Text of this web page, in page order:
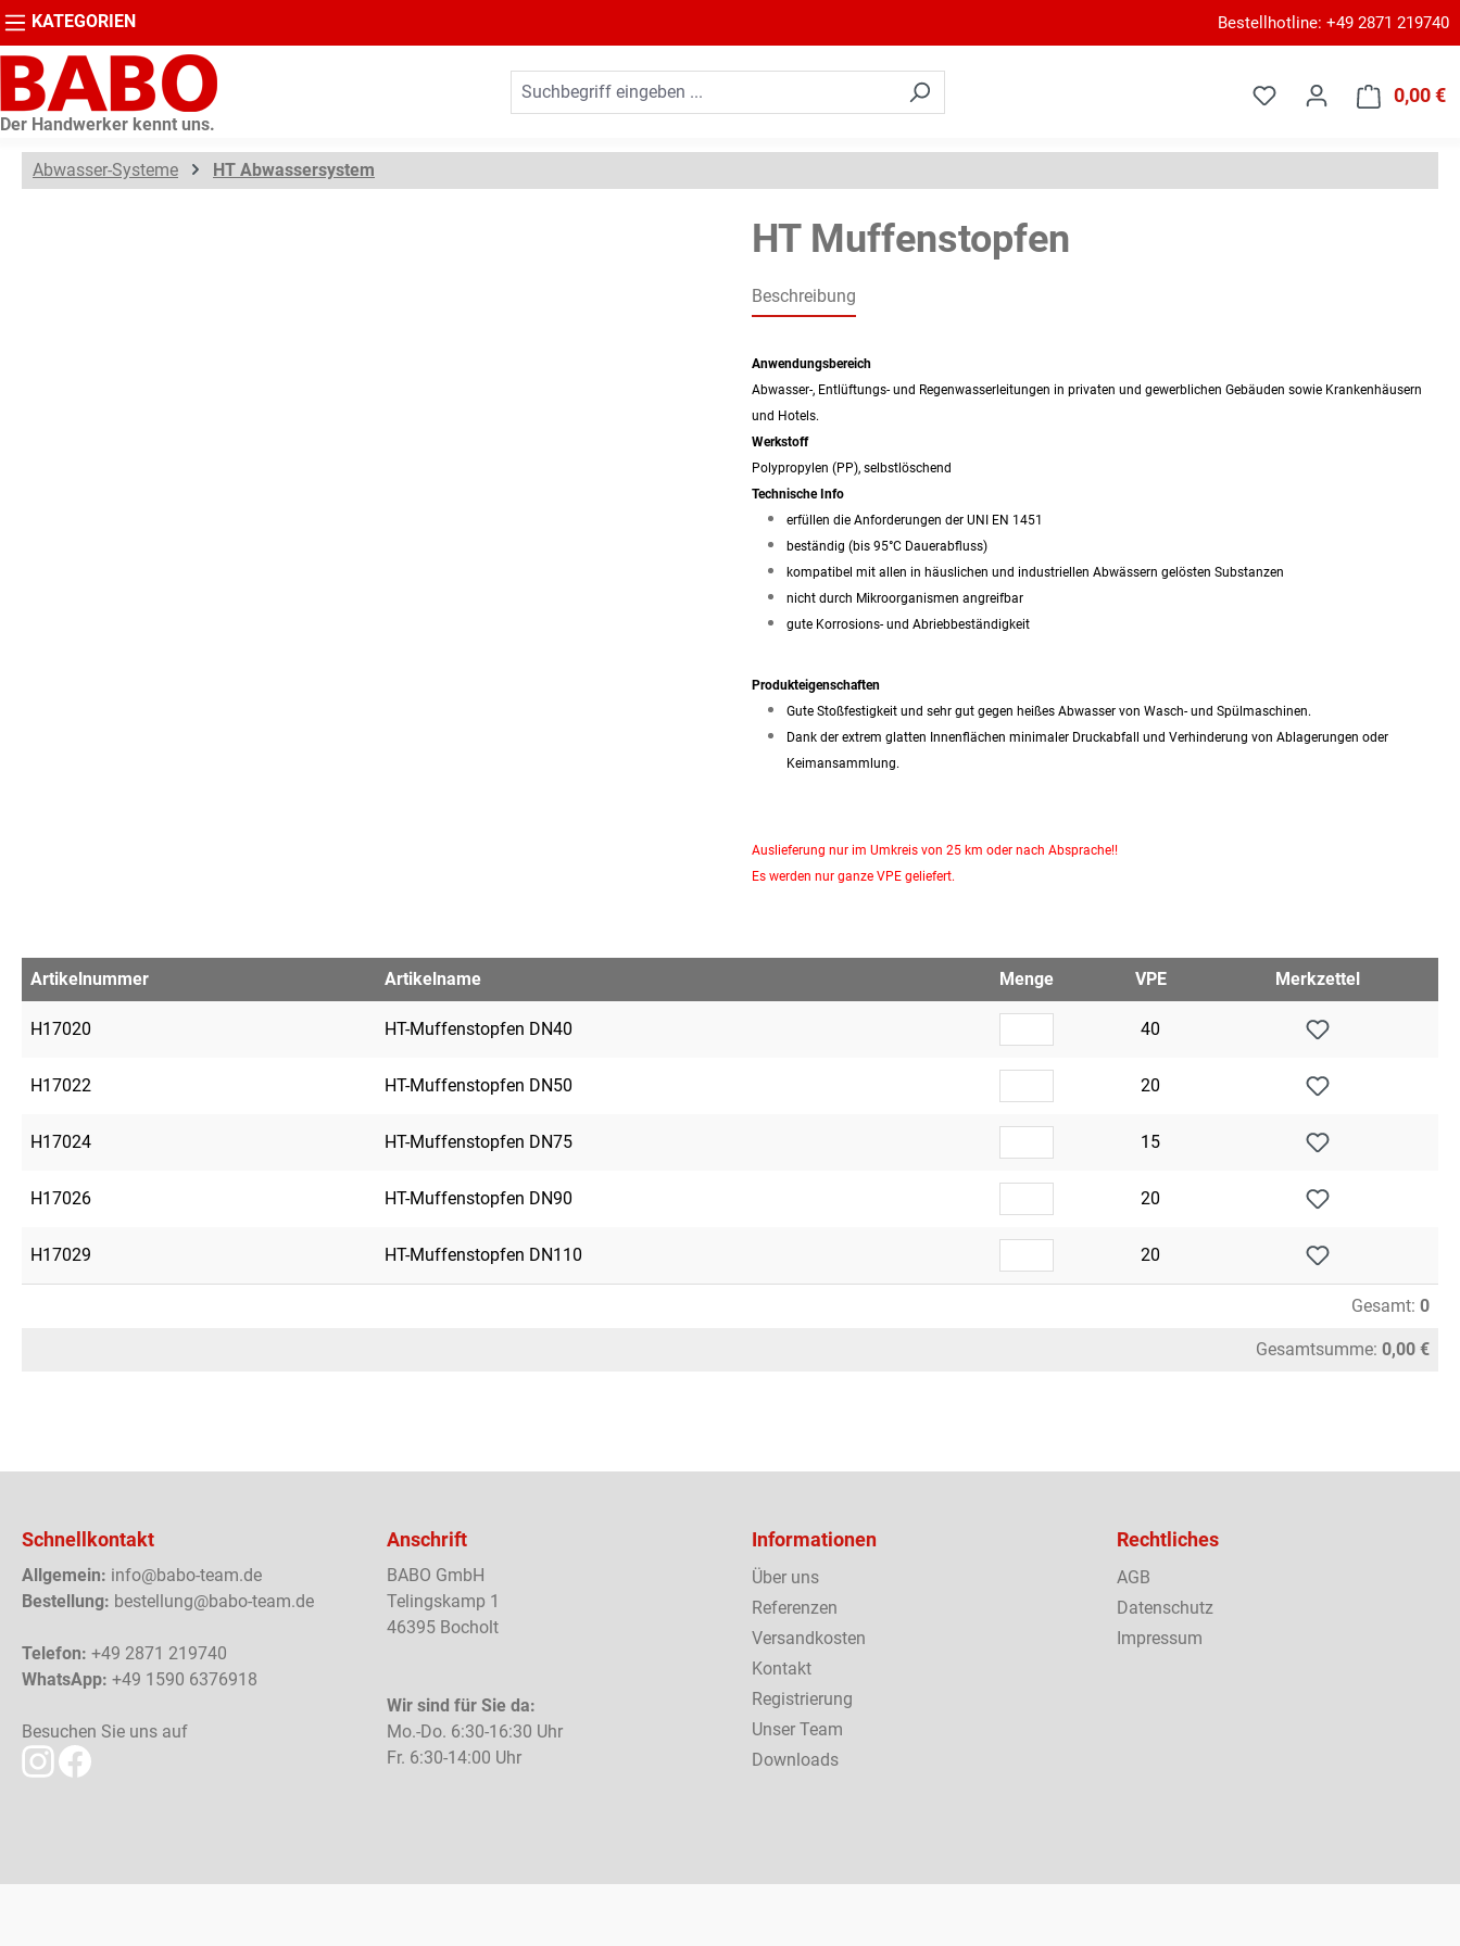
Zur Hauptnavigation springen Bestellhotline: +49 2871 219740
Der Handwerker kennt uns.
0,00 €
KATEGORIEN
Abwasser-Systeme HT Abwassersystem
HT Muffenstopfen
Beschreibung
Anwendungsbereich
Abwasser-, Entlüftungs- und Regenwasserleitungen in privaten und gewerblichen Gebäuden sowie Krankenhäusern
und Hotels.
Werkstoff
Polypropylen (PP), selbstlöschend
Technische Info
erfüllen die Anforderungen der UNI EN 1451
beständig (bis 95°C Dauerabfluss)
kompatibel mit allen in häuslichen und industriellen Abwässern gelösten Substanzen
nicht durch Mikroorganismen angreifbar
gute Korrosions- und Abriebbeständigkeit
Produkteigenschaften
Gute Stoßfestigkeit und sehr gut gegen heißes Abwasser von Wasch- und Spülmaschinen.
Dank der extrem glatten Innenflächen minimaler Druckabfall und Verhinderung von Ablagerungen oder
Keimansammlung.
Auslieferung nur im Umkreis von 25 km oder nach Absprache!!
Es werden nur ganze VPE geliefert.
Artikelnummer Artikelname Menge VPE Merkzettel
H17020 HT-Muffenstopfen DN40 40
H17022 HT-Muffenstopfen DN50 20
H17024 HT-Muffenstopfen DN75 15
H17026 HT-Muffenstopfen DN90 20
H17029 HT-Muffenstopfen DN110 20
Gesamt: 0
Gesamtsumme: 0,00 €
Schnellkontakt
Allgemein: info@babo-team.de
Bestellung: bestellung@babo-team.de
Telefon: +49 2871 219740
WhatsApp: +49 1590 6376918
Besuchen Sie uns auf
Anschrift
BABO GmbH
Telingskamp 1
46395 Bocholt
Wir sind für Sie da:
Mo.-Do. 6:30-16:30 Uhr
Fr. 6:30-14:00 Uhr
Informationen
Über uns
Referenzen
Versandkosten
Kontakt
Registrierung
Unser Team
Downloads
Rechtliches
AGB
Datenschutz
Impressum